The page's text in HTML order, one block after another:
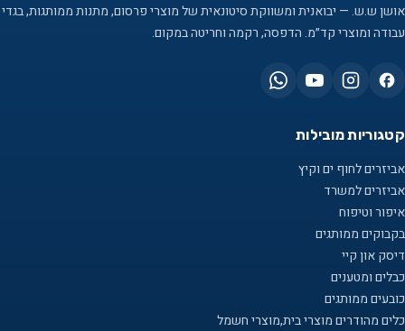
אושן ש.ש. — יבואנית ומשווקת סיטונאית של מוצרי פרסום, מתנות ממותגות, בגדי
עבודה ומוצרי קד״מ. הדפסה, רקמה וחריטה במקום.
קטגוריות מובילות
אביזרים לחוף ים וקיץ
אביזרים למשרד
איפור וטיפוח
בקבוקים ממותגים
דיסק און קיי
כבלים ומטענים
כובעים ממותגים
כלים מהודרים מוצרי בית,מוצרי חשמל